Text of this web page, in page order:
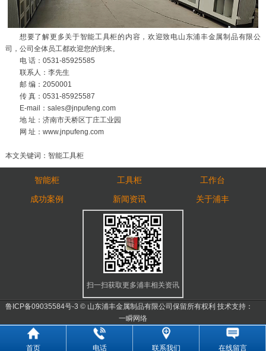
想要了解更多关于智能工具柜的内容，欢迎致电山东浦丰金属制品有限公
司，公司全体员工都欢迎您的到来。
电 话：0531-85925585
联系人：李先生
邮 编：2050001
传 真：0531-85925587
E-mail：sales@jnpufeng.com
地 址：济南市天桥区丁庄工业园
网 址：www.jnpufeng.com
本文关键词：智能工具柜
智能柜 工具柜
工作台
成功案例
新闻资讯 关于浦丰
扫一扫获取更多浦丰相关资讯
鲁ICP备09035584号-3 © 山东浦丰金属制品有限公司保留所有权利 技术支持：
一瞬网络
首页 电话 联系我们 在线留言